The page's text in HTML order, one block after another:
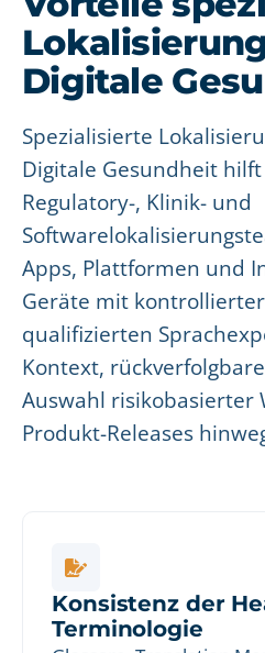
Digitale
Spezialisierte
Digitale Gesundheit hilft
Regulatory-, Klinik- und
Apps, Plattformen und
Geräte mit
qualifizierten
Kontext,
Auswahl risikobasierter
Produkt-Releases
Konsistenz der
Terminologie